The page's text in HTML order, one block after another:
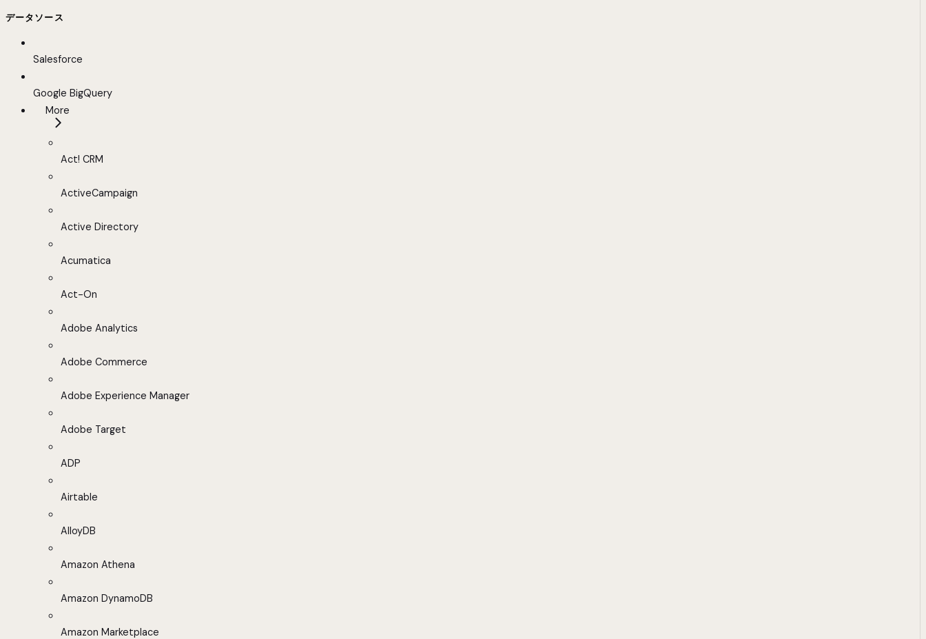
データソース
Salesforce
Google BigQuery
More
Act! CRM
ActiveCampaign
Active Directory
Acumatica
Act-On
Adobe Analytics
Adobe Commerce
Adobe Experience Manager
Adobe Target
ADP
Airtable
AlloyDB
Amazon Athena
Amazon DynamoDB
Amazon Marketplace